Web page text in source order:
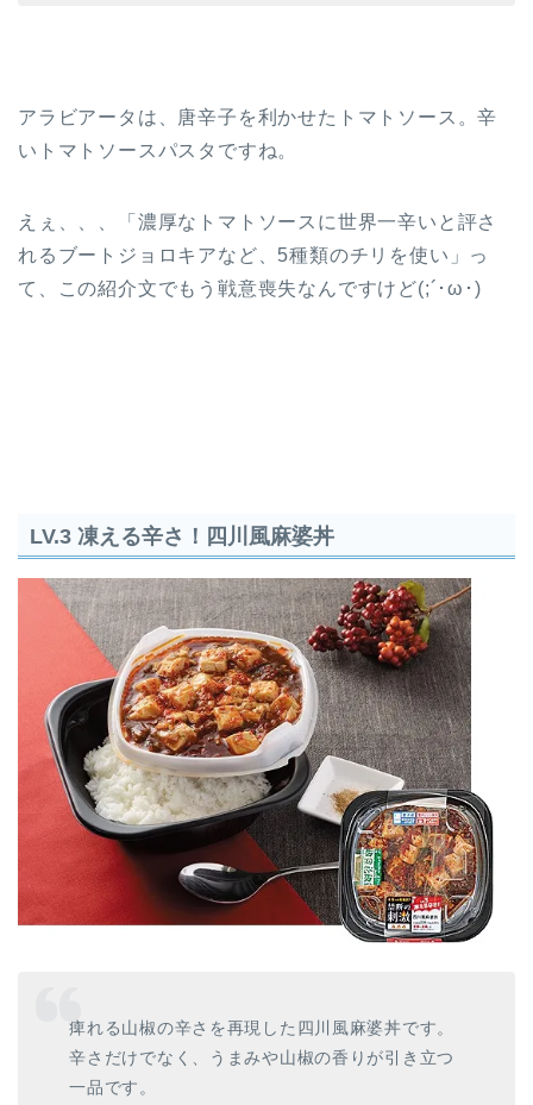
アラビアータは、唐辛子を利かせたトマトソース。辛
いトマトソースパスタですね。
えぇ、、、「濃厚なトマトソースに世界一辛いと評さ
れるブートジョロキアなど、5種類のチリを使い」っ
て、この紹介文でもう戦意喪失なんですけど(;´･ω･)
LV.3 凍える辛さ！四川風麻婆丼
痺れる山椒の辛さを再現した四川風麻婆丼です。
辛さだけでなく、うまみや山椒の香りが引き立つ
一品です。